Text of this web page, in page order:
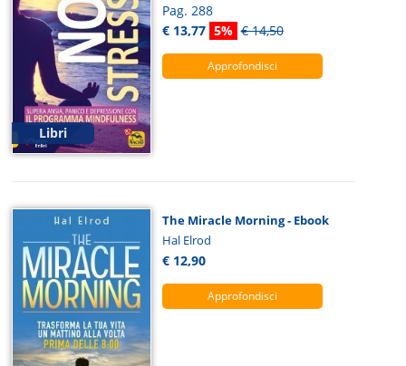
Libri
Pag. 288
€ 13,77 5% € 14,50
Approfondisci
The Miracle Morning - Ebook
Hal Elrod
€ 12,90
Approfondisci